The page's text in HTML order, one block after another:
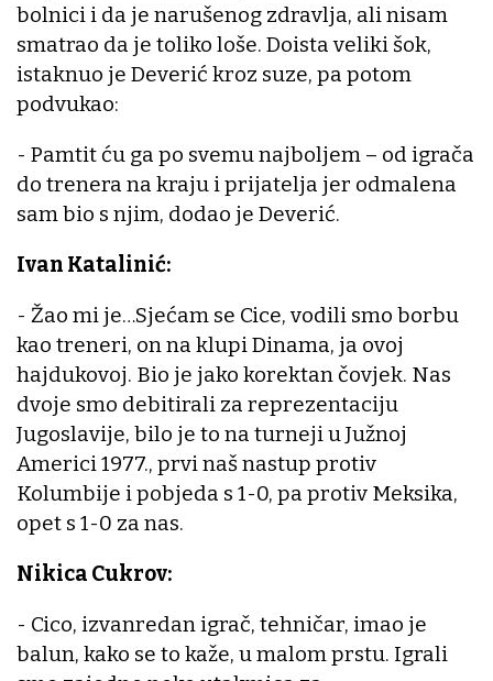
bolnici i da je narušenog zdravlja, ali nisam
smatrao da je toliko loše. Doista veliki šok,
istaknuo je Deverić kroz suze, pa potom
podvukao:
- Pamtit ću ga po svemu najboljem – od igrača
do trenera na kraju i prijatelja jer odmalena
sam bio s njim, dodao je Deverić.
Ivan Katalinić:
- Žao mi je…Sjećam se Cice, vodili smo borbu
kao treneri, on na klupi Dinama, ja ovoj
hajdukovoj. Bio je jako korektan čovjek. Nas
dvoje smo debitirali za reprezentaciju
Jugoslavije, bilo je to na turneji u Južnoj
Americi 1977., prvi naš nastup protiv
Kolumbije i pobjeda s 1-0, pa protiv Meksika,
opet s 1-0 za nas.
Nikica Cukrov:
- Cico, izvanredan igrač, tehničar, imao je
balun, kako se to kaže, u malom prstu. Igrali